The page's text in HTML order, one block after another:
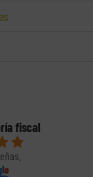
fiscal
le